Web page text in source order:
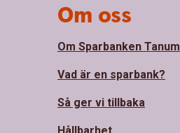
Om oss
Om Sparbanken Tanum
Vad är en sparbank?
Så ger vi tillbaka